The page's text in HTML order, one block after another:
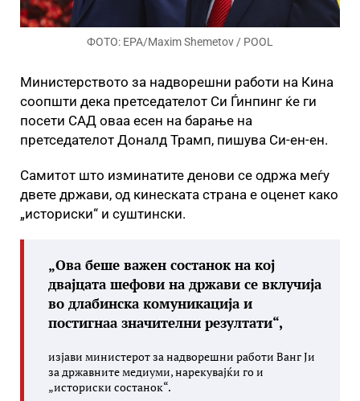
ФОТО: EPA/Maxim Shemetov / POOL
Министерството за надворешни работи на Кина
соопшти дека претседателот Си Ѓинпинг ќе ги
посети САД оваа есен на барање на
претседателот Доналд Трамп, пишува Си-ен-ен.
Самитот што изминатите денови се одржа меѓу
двете држави, од кинеската страна е оценет како
„историски“ и суштински.
„Ова беше важен состанок на кој
двајцата шефови на држави се вклучија
во длабинска комуникација и
постигнаа значителни резултати“,
изјави министерот за надворешни работи Ванг Ји
за државните медиуми, нарекувајќи го и
„историски состанок“.